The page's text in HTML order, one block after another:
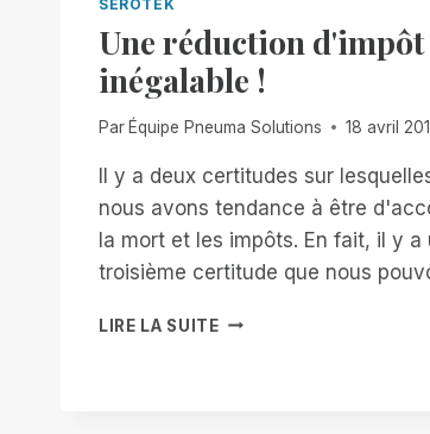
SEROTEK
Une réduction d'impôt
inégalable !
ParÉquipe Pneuma Solutions 18 avril
Il y a deux certitudes sur
nous avons tendance à être
la mort et les impôts. En fait, il y a
troisième certitude que nous
LIRE LA SUITEUNE